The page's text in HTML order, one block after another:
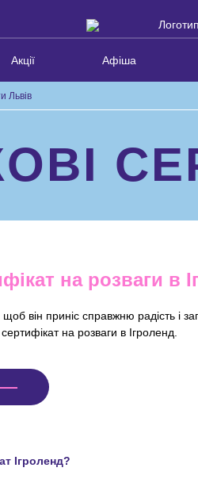
Акції Афіша
Львів
на розваги в
він приніс справжню радість і
на розваги в Ігроленд.
Ігроленд?